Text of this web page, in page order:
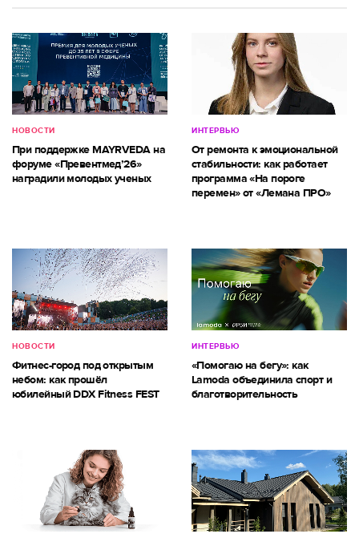
НОВОСТИ
При поддержке MAYRVEDA на
форуме «Превентмед’26»
наградили молодых ученых
ИНТЕРВЬЮ
От ремонта к эмоциональной
стабильности: как работает
программа «На пороге
перемен» от «Лемана ПРО»
НОВОСТИ
Фитнес-город под открытым
небом: как прошёл
юбилейный DDX Fitness FEST
ИНТЕРВЬЮ
«Помогаю на бегу»: как
Lamoda объединила спорт и
благотворительность